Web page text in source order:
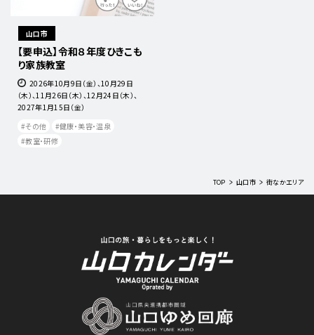
山口市
【要申込】令和８年度ひきこも
り家族教室
2026年10月9日（金）、10月29日
（木）、11月26日（木）、12月24日（木）、
2027年1月15日（金）
その他
健康・美容・温泉
教室・研修
TOP 山口市 街なかエリア